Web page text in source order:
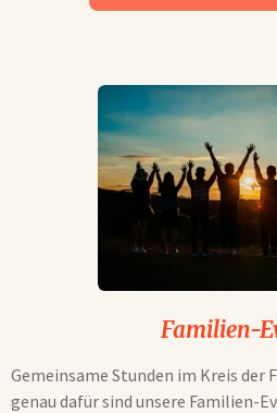
Familien-
Gemeinsame Stunden im Kreis der
genau dafür sind unsere Familien-